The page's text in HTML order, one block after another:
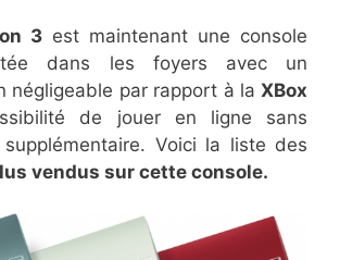
3 est maintenant une console
dans les foyers avec un
négligeable par rapport à la XBox
de jouer en ligne sans
supplémentaire. Voici la liste des
vendus sur cette console.